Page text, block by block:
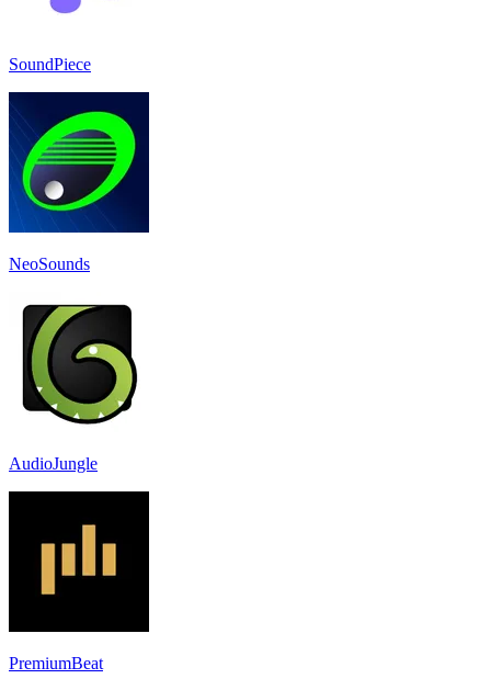
SoundPiece
NeoSounds
AudioJungle
PremiumBeat